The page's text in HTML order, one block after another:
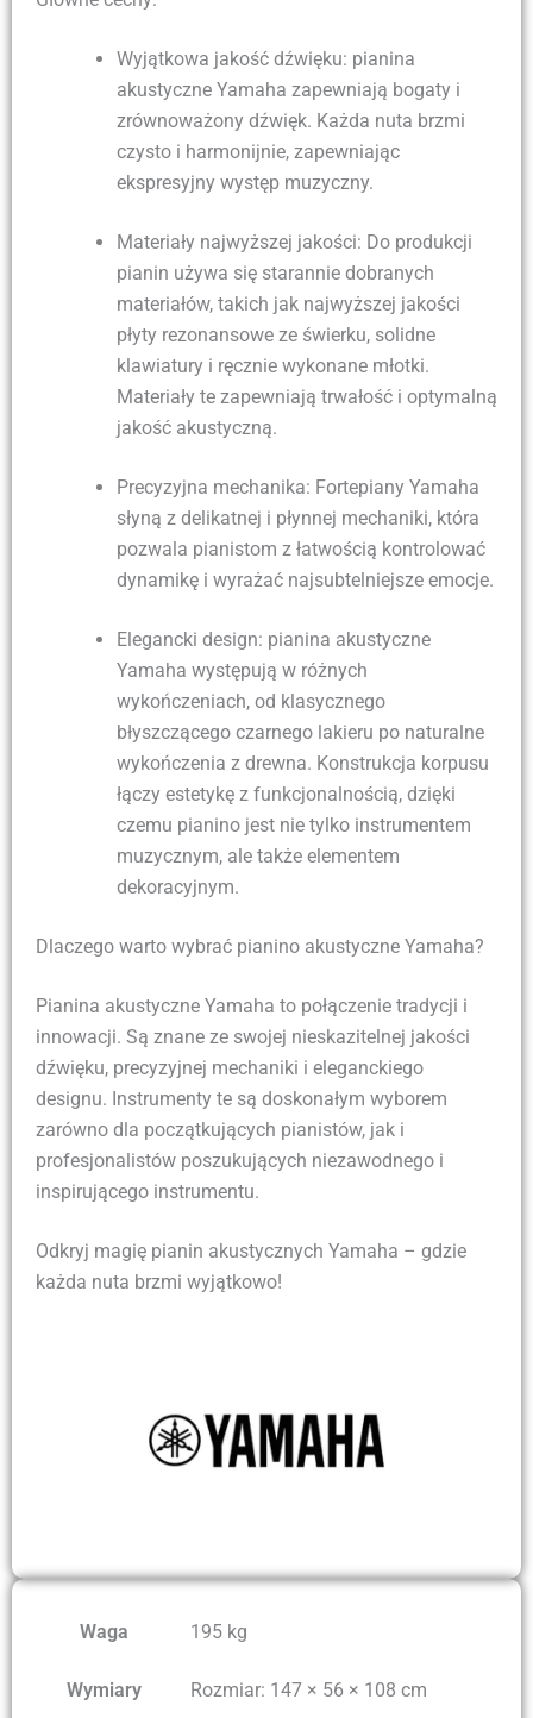
Wyjątkowa jakość dźwięku: pianina
akustyczne Yamaha zapewniają bogaty i
zrównoważony dźwięk. Każda nuta brzmi
czysto i harmonijnie, zapewniając
ekspresyjny występ muzyczny.
Materiały najwyższej jakości: Do produkcji
pianin używa się starannie dobranych
materiałów, takich jak najwyższej jakości
płyty rezonansowe ze świerku, solidne
klawiatury i ręcznie wykonane młotki.
Materiały te zapewniają trwałość i optymalną
jakość akustyczną.
Precyzyjna mechanika: Fortepiany Yamaha
słyną z delikatnej i płynnej mechaniki, która
pozwala pianistom z łatwością kontrolować
dynamikę i wyrażać najsubtelniejsze emocje.
Elegancki design: pianina akustyczne
Yamaha występują w różnych
wykończeniach, od klasycznego
błyszczącego czarnego lakieru po naturalne
wykończenia z drewna. Konstrukcja korpusu
łączy estetykę z funkcjonalnością, dzięki
czemu pianino jest nie tylko instrumentem
muzycznym, ale także elementem
dekoracyjnym.
Dlaczego warto wybrać pianino akustyczne Yamaha?
Pianina akustyczne Yamaha to połączenie tradycji i
innowacji. Są znane ze swojej nieskazitelnej jakości
dźwięku, precyzyjnej mechaniki i eleganckiego
designu. Instrumenty te są doskonałym wyborem
zarówno dla początkujących pianistów, jak i
profesjonalistów poszukujących niezawodnego i
inspirującego instrumentu.
Odkryj magię pianin akustycznych Yamaha – gdzie
każda nuta brzmi wyjątkowo!
Waga 195 kg
Wymiary Rozmiar: 147 × 56 × 108 cm